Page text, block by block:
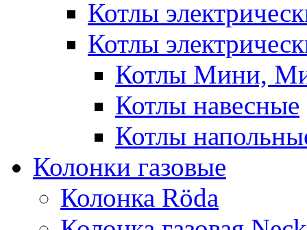
Котлы
Котлы
Котлы Мини,
Котлы навесные
Котлы
Колонки газовые
Колонка Rӧda